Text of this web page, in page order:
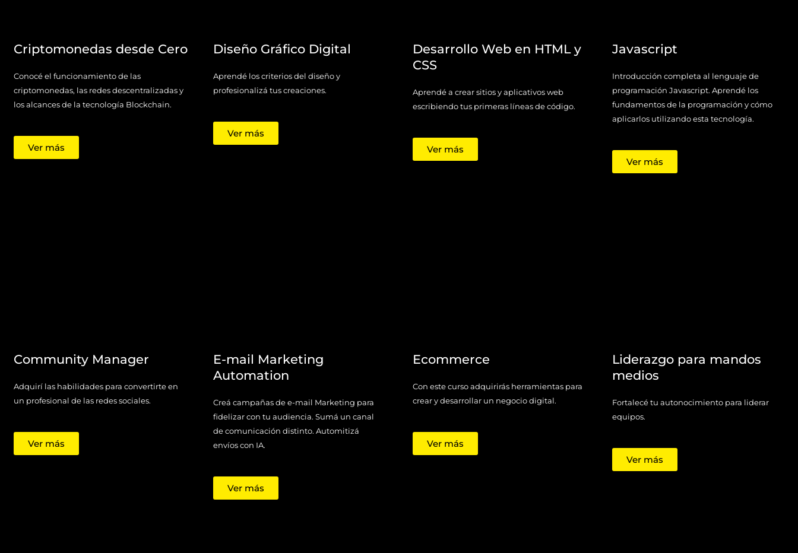
Criptomonedas desde Cero
Conocé el funcionamiento de las
criptomonedas, las redes descentralizadas y
los alcances de la tecnología Blockchain.
Ver más
Diseño Gráfico Digital
Aprendé los criterios del diseño y
profesionalizá tus creaciones.
Ver más
Desarrollo Web en HTML y
CSS
Aprendé a crear sitios y aplicativos web
escribiendo tus primeras líneas de código.
Ver más
Javascript
Introducción completa al lenguaje de
programación Javascript. Aprendé los
fundamentos de la programación y cómo
aplicarlos utilizando esta tecnología.
Ver más
Community Manager
Adquirí las habilidades para convertirte en
un profesional de las redes sociales.
Ver más
E-mail Marketing
Automation
Creá campañas de e-mail Marketing para
fidelizar con tu audiencia. Sumá un canal
de comunicación distinto. Automitizá
envíos con IA.
Ver más
Ecommerce
Con este curso adquirirás herramientas para
crear y desarrollar un negocio digital.
Ver más
Liderazgo para mandos
medios
Fortalecé tu autonocimiento para liderar
equipos.
Ver más